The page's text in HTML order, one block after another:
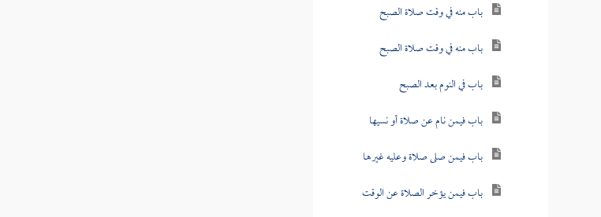
باب منه في وقت صلاة الصبح
باب منه في وقت صلاة الصبح
باب في النوم بعد الصبح
باب فيمن نام عن صلاة أو نسيها
باب فيمن صلى صلاة وعليه غيرها
باب فيمن يؤخر الصلاة عن الوقت